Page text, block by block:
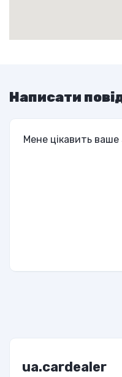
Написати
ua.cardealer